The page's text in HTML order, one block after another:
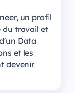
un profil
du travail et
Data
et les
devenir